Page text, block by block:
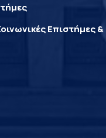
Επιστήμες &